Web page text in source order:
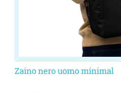
Zaino nero uomo minimal